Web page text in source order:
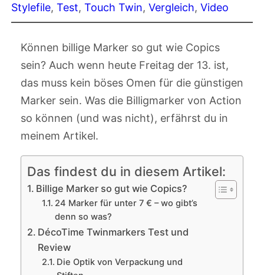
Stylefile, Test, Touch Twin, Vergleich, Video
Können billige Marker so gut wie Copics
sein? Auch wenn heute Freitag der 13. ist,
das muss kein böses Omen für die günstigen
Marker sein. Was die Billigmarker von Action
so können (und was nicht), erfährst du in
meinem Artikel.
Das findest du in diesem Artikel:
Billige Marker so gut wie Copics?
24 Marker für unter 7 € – wo gibt’s
denn so was?
DécoTime Twinmarkers Test und
Review
Die Optik von Verpackung und